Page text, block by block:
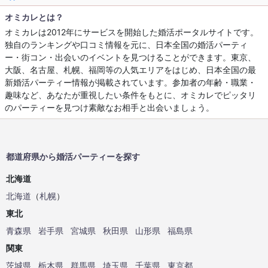
オミカレとは？
オミカレは2012年にサービスを開始した婚活ポータルサイトです。
独自のランキングや口コミ情報を元に、日本全国の婚活パーティ
ー・街コン・出会いのイベントを見つけることができます。東京、
大阪、名古屋、札幌、福岡等の人気エリアをはじめ、日本全国の最
新婚活パーティー情報が掲載されています。参加者の年齢・職業・
趣味など、あなたが重視したい条件をもとに、オミカレでピッタリ
のパーティーを見つけ素敵なお相手と出会いましょう。
都道府県から婚活パーティーを探す
北海道
北海道 （札幌）
東北
青森県
岩手県 宮城県 秋田県 山形県
福島県
関東
茨城県
栃木県 群馬県 埼玉県 千葉県 東京都